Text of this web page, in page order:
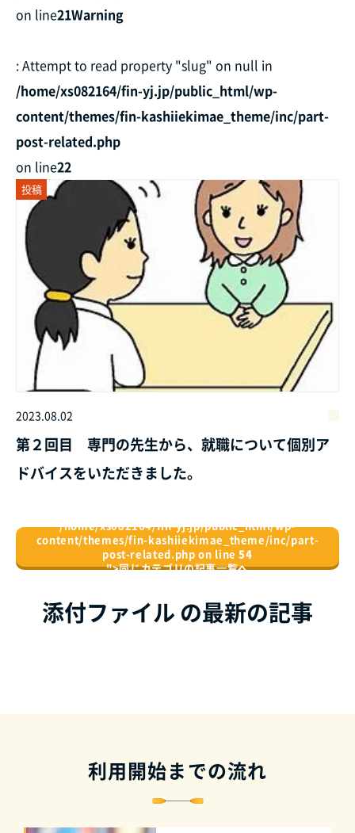
on line21Warning
: Attempt to read property "slug" on null in
/home/xs082164/fin-yj.jp/public_html/wp-
content/themes/fin-kashiiekimae_theme/inc/part-
post-related.php
on line22
投稿
2023.08.02
第２回目 専門の先生から、就職について個別ア
ドバイスをいただきました。
/home/xs082164/fin-yj.jp/public_html/wp-
content/themes/fin-kashiiekimae_theme/inc/part-
post-related.php on line54
">同じカテゴリの記事⼀覧へ
添付ファイル の最新の記事
利用開始までの流れ